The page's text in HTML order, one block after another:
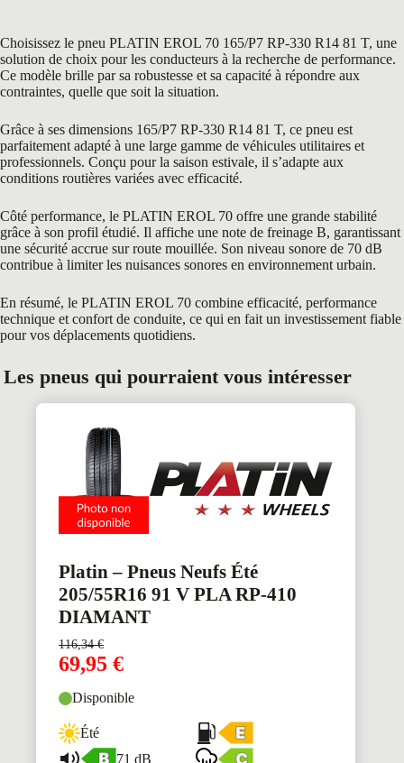
Choisissez le pneu PLATIN EROL 70 165/P7 RP-330 R14 81 T, une
solution de choix pour les conducteurs à la recherche de performance.
Ce modèle brille par sa robustesse et sa capacité à répondre aux
contraintes, quelle que soit la situation.
Grâce à ses dimensions 165/P7 RP-330 R14 81 T, ce pneu est
parfaitement adapté à une large gamme de véhicules utilitaires et
professionnels. Conçu pour la saison estivale, il s’adapte aux
conditions routières variées avec efficacité.
Côté performance, le PLATIN EROL 70 offre une grande stabilité
grâce à son profil étudié. Il affiche une note de freinage B, garantissant
une sécurité accrue sur route mouillée. Son niveau sonore de 70 dB
contribue à limiter les nuisances sonores en environnement urbain.
En résumé, le PLATIN EROL 70 combine efficacité, performance
technique et confort de conduite, ce qui en fait un investissement fiable
pour vos déplacements quotidiens.
Les pneus qui pourraient vous intéresser
Platin – Pneus Neufs Été
205/55R16 91 V PLA RP-410
DIAMANT
116,34€
69,95 €
Disponible
Été
71 dB